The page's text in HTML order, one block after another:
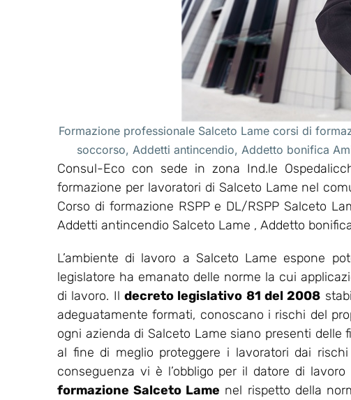
Formazione professionale Salceto Lame corsi di
soccorso, Addetti antincendio, Addetto bonifica
Consul-Eco con sede in zona Ind.le
formazione per lavoratori di Salceto Lame nel
Corso di formazione RSPP e DL/RSPP Salceto
Addetti antincendio Salceto Lame , Addetto
L’ambiente di lavoro a Salceto Lame espone
legislatore ha emanato delle norme la cui
di lavoro. Il decreto legislativo 81 del 2008
adeguatamente formati, conoscano i rischi del
ogni azienda di Salceto Lame siano presenti
al fine di meglio proteggere i lavoratori dai
conseguenza vi è l’obbligo per il datore di
formazione Salceto Lame nel rispetto della